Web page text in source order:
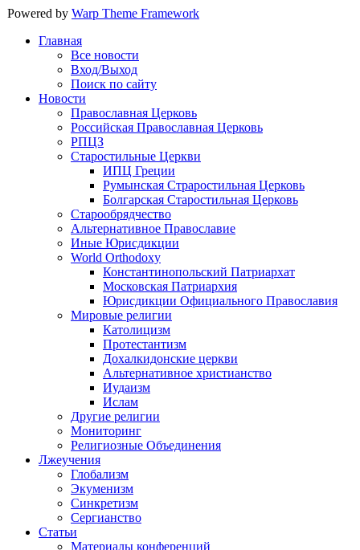
Powered by Warp Theme Framework
Главная
Все новости
Вход/Выход
Поиск по сайту
Новости
Православная Церковь
Российская Православная Церковь
РПЦЗ
Старостильные Церкви
ИПЦ Греции
Румынская Страростильная Церковь
Болгарская Старостильная Церковь
Старообрядчество
Альтернативное Православие
Иные Юрисдикции
World Orthodoxy
Константинопольский Патриархат
Московская Патриархия
Юрисдикции Официального Православия
Мировые религии
Католицизм
Протестантизм
Дохалкидонские церкви
Альтернативное христианство
Иудаизм
Ислам
Другие религии
Мониторинг
Религиозные Объединения
Лжеучения
Глобализм
Экуменизм
Синкретизм
Сергианство
Статьи
Материалы конференций